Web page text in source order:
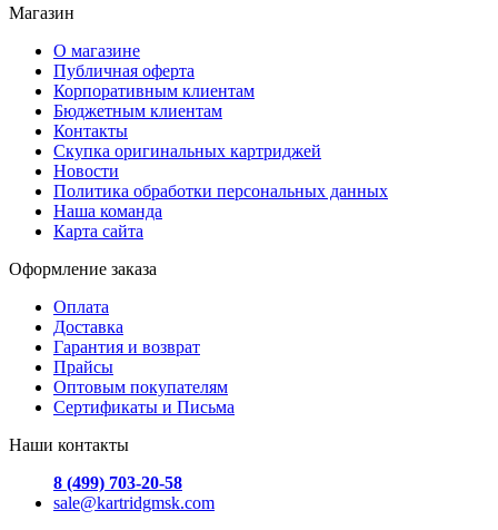
Магазин
О магазине
Публичная оферта
Корпоративным клиентам
Бюджетным клиентам
Контакты
Скупка оригинальных картриджей
Новости
Политика обработки персональных данных
Наша команда
Карта сайта
Оформление заказа
Оплата
Доставка
Гарантия и возврат
Прайсы
Оптовым покупателям
Сертификаты и Письма
Наши контакты
8 (499) 703-20-58
sale@kartridgmsk.com